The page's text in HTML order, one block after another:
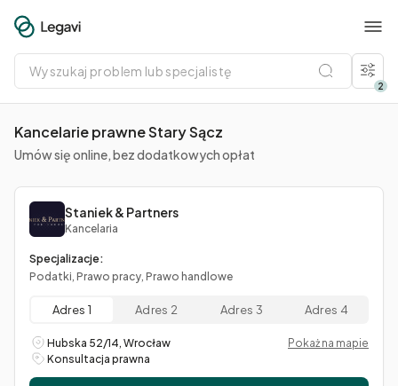
Wyszukaj
problem
lub
specjalistę
2
Kancelarie prawne Stary Sącz
Umów się online, bez dodatkowych opłat
Staniek & Partners
Kancelaria
Specjalizacje:
Podatki, Prawo pracy, Prawo handlowe
Adres 1 Adres 2 Adres 3 Adres 4
Hubska 52/14, Wrocław
Pokaż na mapie
Konsultacja prawna